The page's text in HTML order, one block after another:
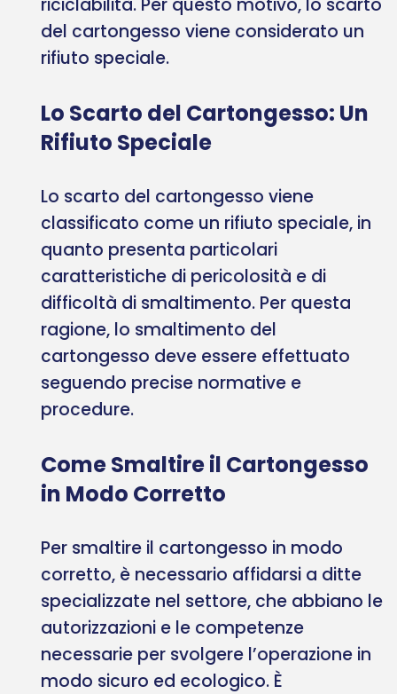
del cartongesso viene considerato un
rifiuto speciale.
Lo Scarto del Cartongesso: Un
Rifiuto Speciale
Lo scarto del cartongesso viene
classificato come un rifiuto speciale, in
quanto presenta particolari
caratteristiche di pericolosità e di
difficoltà di smaltimento. Per questa
ragione, lo smaltimento del
cartongesso deve essere effettuato
seguendo precise normative e
procedure.
Come Smaltire il Cartongesso
in Modo Corretto
Per smaltire il cartongesso in modo
corretto, è necessario affidarsi a ditte
specializzate nel settore, che abbiano le
autorizzazioni e le competenze
necessarie per svolgere l’operazione in
modo sicuro ed ecologico. È